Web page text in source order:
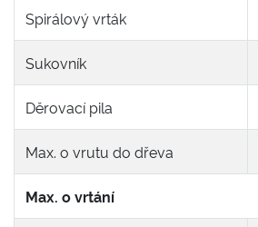
Spirálový vrták
Sukovník
Děrovací pila
Max. o vrutu do dřeva
Max. o vrtání